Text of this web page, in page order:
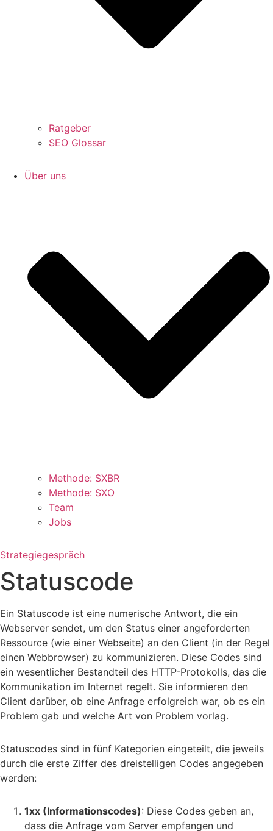
Ratgeber
SEO Glossar
Über uns
Methode: SXBR
Methode: SXO
Team
Jobs
Strategiegespräch
Statuscode
Ein Statuscode ist eine numerische Antwort, die ein
Webserver sendet, um den Status einer angeforderten
Ressource (wie einer Webseite) an den Client (in der Regel
einen Webbrowser) zu kommunizieren. Diese Codes sind
ein wesentlicher Bestandteil des HTTP-Protokolls, das die
Kommunikation im Internet regelt. Sie informieren den
Client darüber, ob eine Anfrage erfolgreich war, ob es ein
Problem gab und welche Art von Problem vorlag.
Statuscodes sind in fünf Kategorien eingeteilt, die jeweils
durch die erste Ziffer des dreistelligen Codes angegeben
werden:
1xx (Informationscodes): Diese Codes geben an,
dass die Anfrage vom Server empfangen und